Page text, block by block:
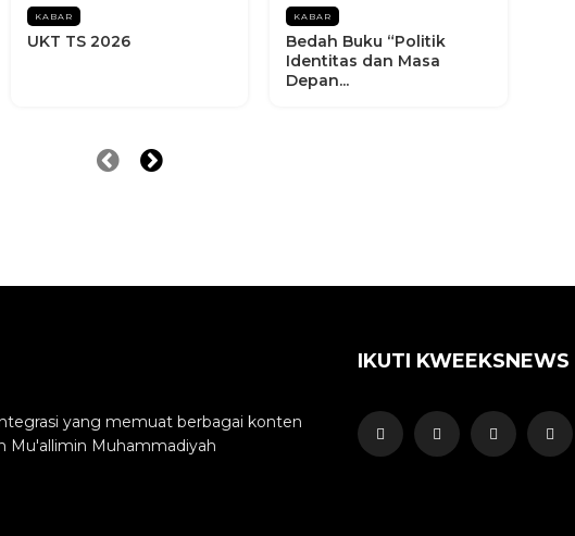
KABAR
UKT TS 2026
KABAR
Bedah Buku “Politik
Identitas dan Masa
Depan...
yang memuat berbagai konten
Mu'allimin Muhammadiyah
IKUTI KWEEKSNEWS